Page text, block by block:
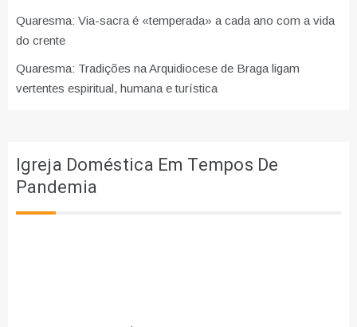
Quaresma: Via-sacra é «temperada» a cada ano com a vida
do crente
Quaresma: Tradições na Arquidiocese de Braga ligam
vertentes espiritual, humana e turística
Igreja Doméstica Em Tempos De
Pandemia